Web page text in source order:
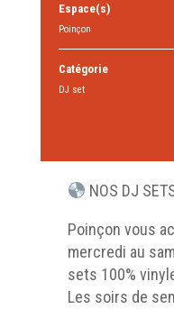
Espace(s)
Poinçon
Catégorie
DJ set
NOS DJ
Poinçon vous
mercredi au
sets 100%
Les soirs de